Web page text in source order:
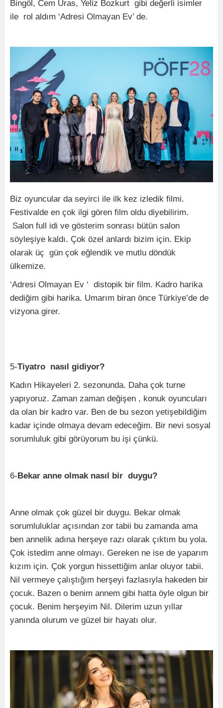
Bingöl, Cem Uras, Yeliz Bozkurt gibi değerli isimler
ile rol aldım ‘Adresi Olmayan Ev’ de.
Biz oyuncular da seyirci ile ilk kez izledik filmi.
Festivalde en çok ilgi gören film oldu diyebilirim.
Salon full idi ve gösterim sonrası bütün salon
söyleşiye kaldı. Çok özel anlardı bizim için. Ekip
olarak üç gün çok eğlendik ve mutlu döndük
ülkemize.
‘Adresi Olmayan Ev ‘ distopik bir film. Kadro harika
dediğim gibi harika. Umarım biran önce Türkiye’de de
vizyona girer.
5-Tiyatro nasıl gidiyor?
Kadın Hikayeleri 2. sezonunda. Daha çok turne
yapıyoruz. Zaman zaman değişen , konuk oyuncuları
da olan bir kadro var. Ben de bu sezon yetişebildiğim
kadar içinde olmaya devam edeceğim. Bir nevi sosyal
sorumluluk gibi görüyorum bu işi çünkü.
6-Bekar anne olmak nasıl bir duygu?
Anne olmak çok güzel bir duygu. Bekar olmak
sorumluluklar açısından zor tabii bu zamanda ama
ben annelik adına herşeye razı olarak çıktım bu yola.
Çok istedim anne olmayı. Gereken ne ise de yaparım
kızım için. Çok yorgun hissettiğim anlar oluyor tabii.
Nil vermeye çalıştığım herşeyi fazlasıyla hakeden bir
çocuk. Bazen o benim annem gibi hatta öyle olgun bir
çocuk. Benim herşeyim Nil. Dilerim uzun yıllar
yanında olurum ve güzel bir hayatı olur.